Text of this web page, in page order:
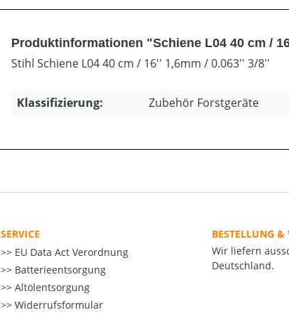
Produktinformationen "Schiene L04 40 cm /
Stihl Schiene L04 40 cm / 16'' 1,6mm / 0.063'' 3/8''
Klassifizierung: Zubehör Forstgeräte
SERVICE
EU Data Act Verordnung
Batterieentsorgung
Altölentsorgung
Widerrufsformular
BESTELLUNG &
Wir liefern
Deutschland.